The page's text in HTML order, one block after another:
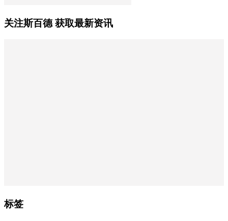
关注斯百德 获取最新资讯
标签